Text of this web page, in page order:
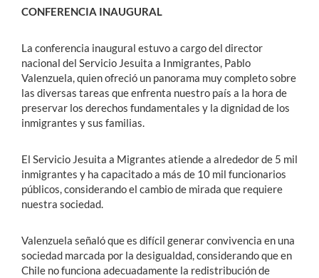
CONFERENCIA INAUGURAL
La conferencia inaugural estuvo a cargo del director
nacional del Servicio Jesuita a Inmigrantes, Pablo
Valenzuela, quien ofreció un panorama muy completo sobre
las diversas tareas que enfrenta nuestro país a la hora de
preservar los derechos fundamentales y la dignidad de los
inmigrantes y sus familias.
El Servicio Jesuita a Migrantes atiende a alrededor de 5 mil
inmigrantes y ha capacitado a más de 10 mil funcionarios
públicos, considerando el cambio de mirada que requiere
nuestra sociedad.
Valenzuela señaló que es difícil generar convivencia en una
sociedad marcada por la desigualdad, considerando que en
Chile no funciona adecuadamente la redistribución de